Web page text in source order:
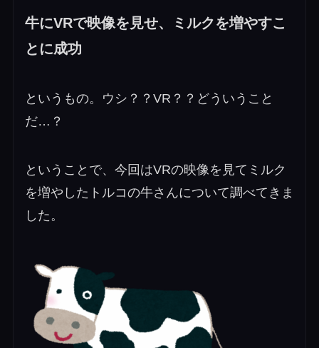
牛にVRで映像を見せ、ミルクを増やすこ
とに成功
というもの。ウシ？？VR？？どういうこと
だ…？
ということで、今回はVRの映像を見てミルク
を増やしたトルコの牛さんについて調べてきま
した。